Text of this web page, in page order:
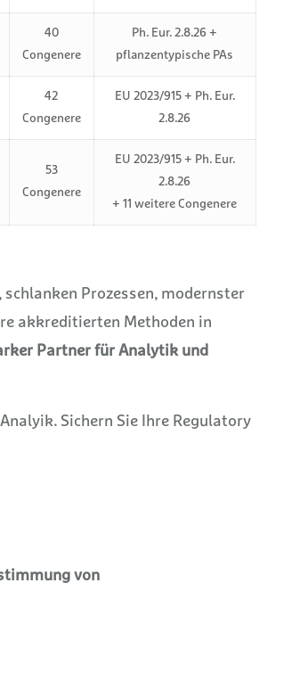
40
Congenere
Ph. Eur. 2.8.26 +
pflanzentypische PAs
42
Congenere
EU 2023/915 + Ph. Eur.
2.8.26
53
Congenere
EU 2023/915 + Ph. Eur.
2.8.26
+ 11 weitere Congenere
schlanken Prozessen, modernster
akkreditierten Methoden in
Partner für Analytik und
Sichern Sie Ihre Regulatory
von